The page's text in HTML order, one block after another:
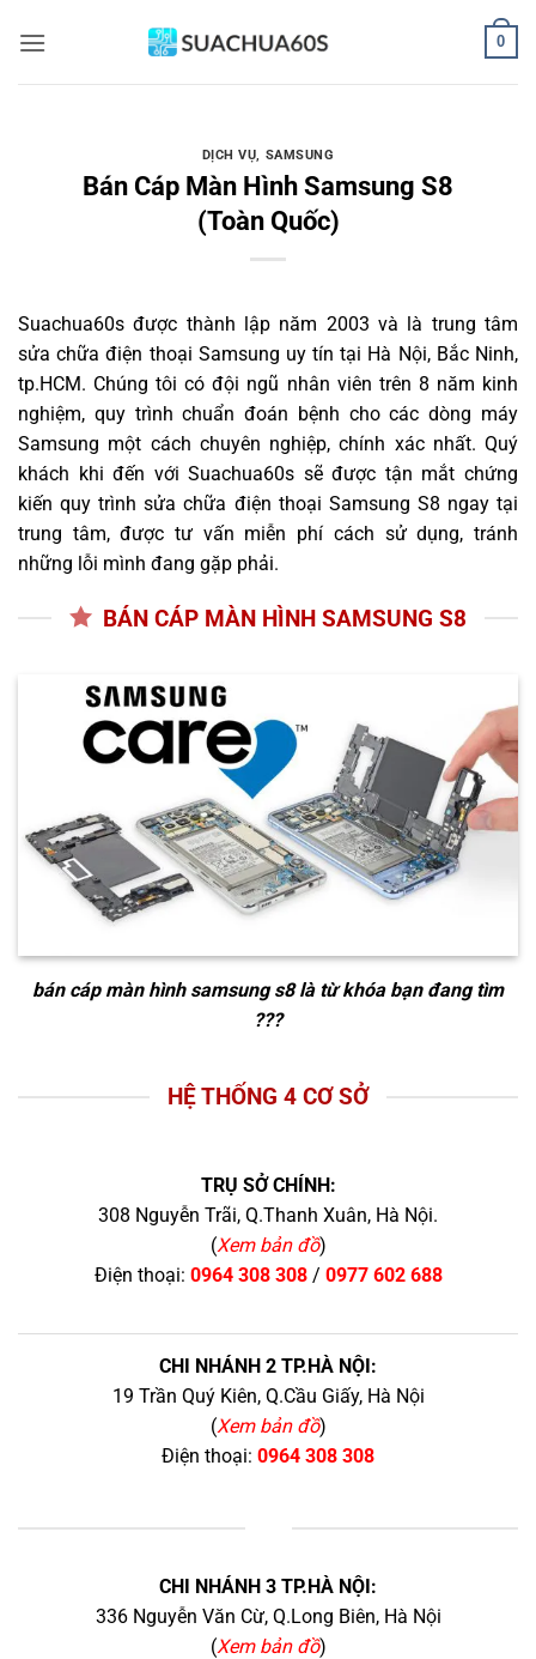
qua
0
DỊCH VỤ, SAMSUNG
Bán Cáp Màn Hình Samsung S8
(Toàn Quốc)
Suachua60s được thành lập năm 2003 và là trung tâm
sửa chữa điện thoại Samsung uy tín tại Hà Nội, Bắc Ninh,
tp.HCM. Chúng tôi có đội ngũ nhân viên trên 8 năm kinh
nghiệm, quy trình chuẩn đoán bệnh cho các dòng máy
Samsung một cách chuyên nghiệp, chính xác nhất. Quý
khách khi đến với Suachua60s sẽ được tận mắt chứng
kiến quy trình sửa chữa điện thoại Samsung S8 ngay tại
trung tâm, được tư vấn miễn phí cách sử dụng, tránh
những lỗi mình đang gặp phải.
BÁN CÁP MÀN HÌNH SAMSUNG S8
bán cáp màn hình samsung s8là từ khóa bạn đang tìm
???
HỆ THỐNG 4 CƠ SỞ
TRỤ SỞ CHÍNH:
308 Nguyễn Trãi, Q.Thanh Xuân, Hà Nội.
(Xem bản đồ)
Điện thoại: 0964 308 308/ 0977 602 688
CHI NHÁNH 2 TP.HÀ NỘI:
19 Trần Quý Kiên, Q.Cầu Giấy, Hà Nội
(Xem bản đồ)
Điện thoại: 0964 308 308
CHI NHÁNH 3 TP.HÀ NỘI:
336 Nguyễn Văn Cừ, Q.Long Biên, Hà Nội
(Xem bản đồ)